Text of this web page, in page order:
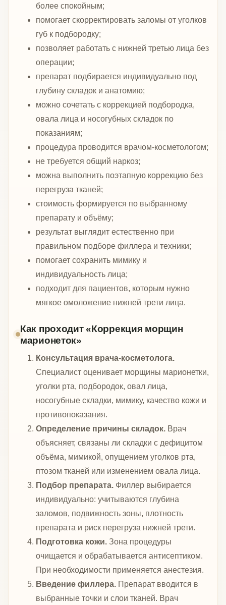
более спокойным;
помогает скорректировать заломы от уголков
губ к подбородку;
позволяет работать с нижней третью лица без
операции;
препарат подбирается индивидуально под
глубину складок и анатомию;
можно сочетать с коррекцией подбородка,
овала лица и носогубных складок по
показаниям;
процедура проводится врачом-косметологом;
не требуется общий наркоз;
можна выполнить поэтапную коррекцию без
перегруза тканей;
стоимость формируется по выбранному
препарату и объёму;
результат выглядит естественно при
правильном подборе филлера и техники;
помогает сохранить мимику и
индивидуальность лица;
подходит для пациентов, которым нужно
мягкое омоложение нижней трети лица.
Как проходит «Коррекция морщин
марионеток»
Консультация врача-косметолога.
Специалист оценивает морщины марионетки,
уголки рта, подбородок, овал лица,
носогубные складки, мимику, качество кожи и
противопоказания.
Определение причины складок. Врач
объясняет, связаны ли складки с дефицитом
объёма, мимикой, опущением уголков рта,
птозом тканей или изменением овала лица.
Подбор препарата. Филлер выбирается
индивидуально: учитываются глубина
заломов, подвижность зоны, плотность
препарата и риск перегруза нижней трети.
Подготовка кожи. Зона процедуры
очищается и обрабатывается антисептиком.
При необходимости применяется анестезия.
Введение филлера. Препарат вводится в
выбранные точки и слои тканей. Врач